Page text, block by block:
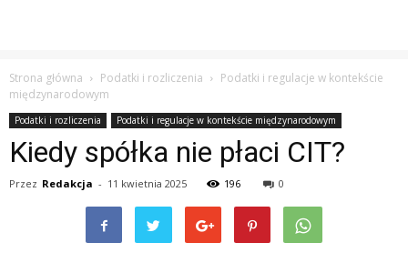
Strona główna Podatki i rozliczenia
Podatki i regulacje w kontekście
międzynarodowym
Podatki i rozliczenia Podatki i regulacje w kontekście międzynarodowym
Kiedy spółka nie płaci CIT?
Przez Redakcja - 11 kwietnia 2025 196 0